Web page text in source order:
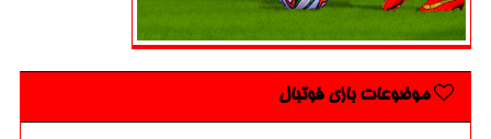
موضوعات بازی فوتبال